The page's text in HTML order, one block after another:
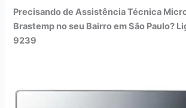
Precisando de Assistência Técnica
Brastemp no seu Bairro em São Paulo?
9239